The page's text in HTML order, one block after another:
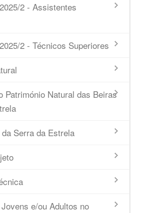
2 - Assistentes
2 - Técnicos Superiores
Património Natural das Beiras
Serra da Estrela
e/ou Adultos no